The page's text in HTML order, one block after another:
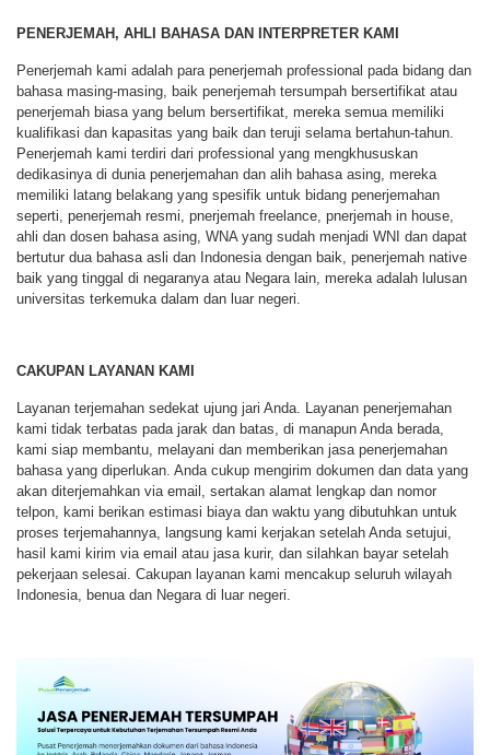
PENERJEMAH, AHLI BAHASA DAN INTERPRETER KAMI
Penerjemah kami adalah para penerjemah professional pada bidang dan
bahasa masing-masing, baik penerjemah tersumpah bersertifikat atau
penerjemah biasa yang belum bersertifikat, mereka semua memiliki
kualifikasi dan kapasitas yang baik dan teruji selama bertahun-tahun.
Penerjemah kami terdiri dari professional yang mengkhususkan
dedikasinya di dunia penerjemahan dan alih bahasa asing, mereka
memiliki latang belakang yang spesifik untuk bidang penerjemahan
seperti, penerjemah resmi, pnerjemah freelance, pnerjemah in house,
ahli dan dosen bahasa asing, WNA yang sudah menjadi WNI dan dapat
bertutur dua bahasa asli dan Indonesia dengan baik, penerjemah native
baik yang tinggal di negaranya atau Negara lain, mereka adalah lulusan
universitas terkemuka dalam dan luar negeri.
CAKUPAN LAYANAN KAMI
Layanan terjemahan sedekat ujung jari Anda. Layanan penerjemahan
kami tidak terbatas pada jarak dan batas, di manapun Anda berada,
kami siap membantu, melayani dan memberikan jasa penerjemahan
bahasa yang diperlukan. Anda cukup mengirim dokumen dan data yang
akan diterjemahkan via email, sertakan alamat lengkap dan nomor
telpon, kami berikan estimasi biaya dan waktu yang dibutuhkan untuk
proses terjemahannya, langsung kami kerjakan setelah Anda setujui,
hasil kami kirim via email atau jasa kurir, dan silahkan bayar setelah
pekerjaan selesai. Cakupan layanan kami mencakup seluruh wilayah
Indonesia, benua dan Negara di luar negeri.